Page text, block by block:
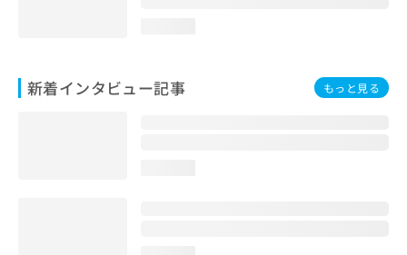
新着インタビュー記事 もっと見る